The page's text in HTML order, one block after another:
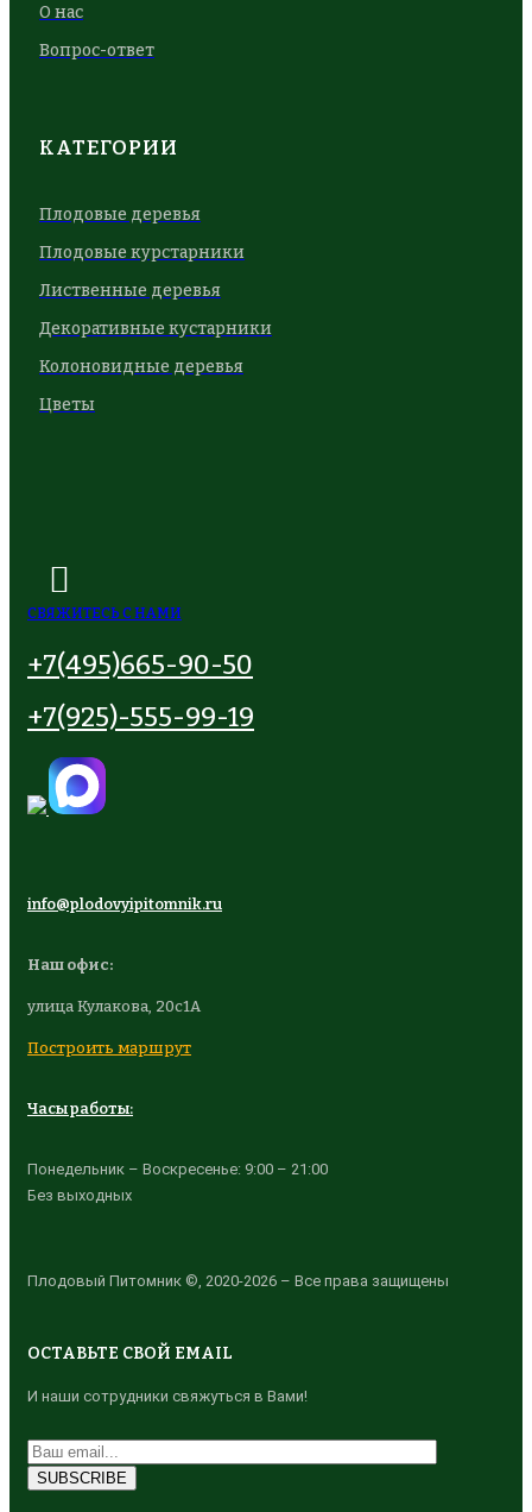
О нас
Вопрос-ответ
КАТЕГОРИИ
Плодовые деревья
Плодовые курстарники
Лиственные деревья
Декоративные кустарники
Колоновидные деревья
Цветы
СВЯЖИТЕСЬ С НАМИ
+7(495)665-90-50
+7(925)-555-99-19
info@plodovyipitomnik.ru
Наш офис:
улица Кулакова, 20с1А
Построить маршрут
Часы работы:
Понедельник – Воскресенье: 9:00 – 21:00
Без выходных
Плодовый Питомник ©, 2020-2026 – Все права защищены
ОСТАВЬТЕ СВОЙ EMAIL
И наши сотрудники свяжуться в Вами!